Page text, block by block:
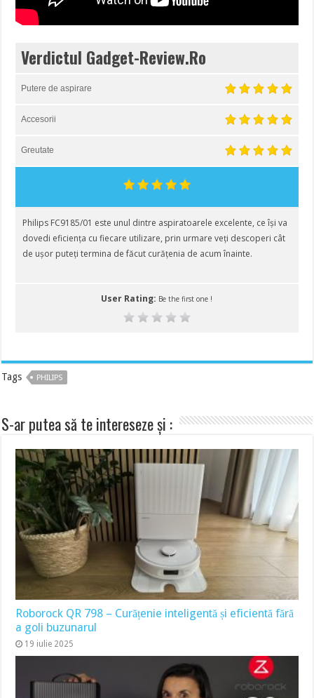
Verdictul Gadget-Review.Ro
Putere de aspirare
Accesorii
Greutate
Philips FC9185/01 este unul dintre aspiratoarele excelente, ce își va
dovedi eficiența cu fiecare utilizare, prin urmare veți descoperi cât
de ușor puteți termina de făcut curățenia de acum înainte.
User Rating: Be the first one !
Tags PHILIPS
S-ar putea să te intereseze și :
Roborock QR 798 – Curățenie inteligentă și eficientă fără
a goli buzunarul
19 iulie 2025